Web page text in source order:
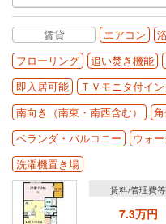
賃貸 エアコン
フローリング
追い焚き機能
即入居可能
ＴＶモニタ付イ
南向き（南東・南西含む）
ベランダ・バルコニー
ウォ
洗濯機置き場
賃料/管理費等
7.3万円